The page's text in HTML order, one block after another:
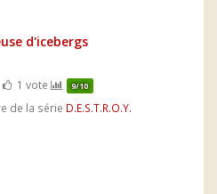
d'icebergs
1 vote 9/10
de la série D.E.S.T.R.O.Y.